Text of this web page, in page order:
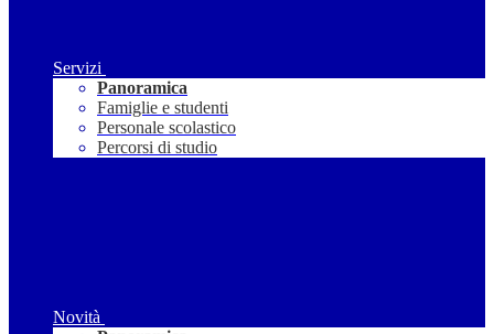
Servizi
Panoramica
Famiglie e studenti
Personale scolastico
Percorsi di studio
Novità